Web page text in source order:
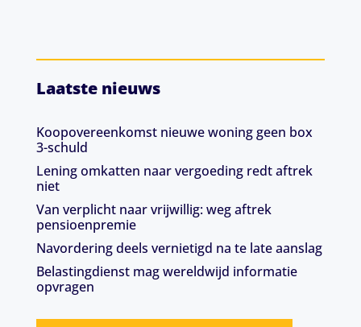
Laatste nieuws
Koopovereenkomst nieuwe woning geen box
3-schuld
Lening omkatten naar vergoeding redt aftrek
niet
Van verplicht naar vrijwillig: weg aftrek
pensioenpremie
Navordering deels vernietigd na te late aanslag
Belastingdienst mag wereldwijd informatie
opvragen